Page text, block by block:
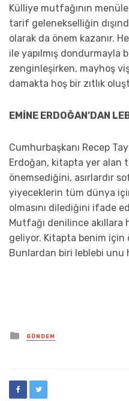
Külliye mutfağının
tarif gelenekselliğin
olarak da önem kazanır.
ile yapılmış dondurmayla
zenginleşirken, mayhoş
damakta hoş bir zıtlık
EMİNE ERDOĞAN’DAN
Cumhurbaşkanı Recep
Erdoğan, kitapta yer alan
önemsediğini, asırlardır
yiyeceklerin tüm dünya
olmasını dilediğini ifade
Mutfağı denilince akıllara
geliyor. Kitapta benim
Bunlardan biri leblebi unu
Posted
in
GÜNDEM